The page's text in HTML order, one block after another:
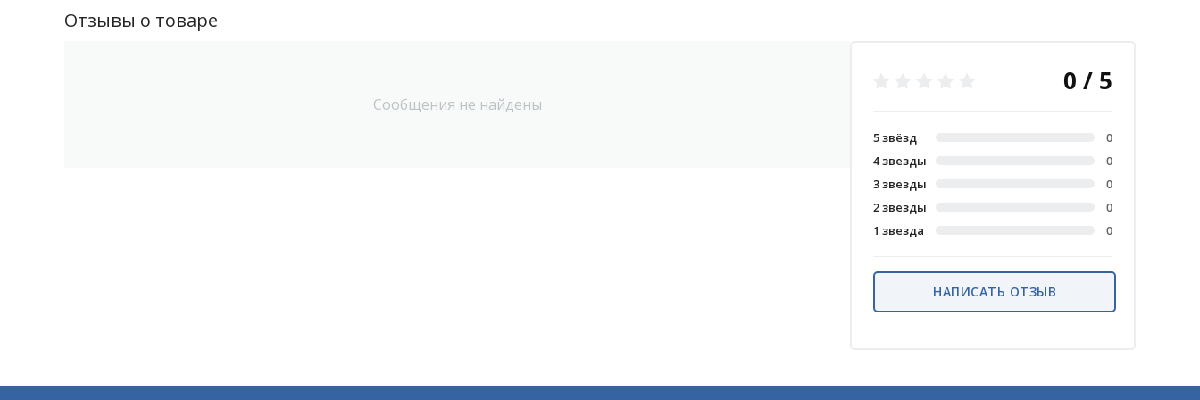
Отзывы о товаре
Сообщения не найдены
0 / 5
5 звёзд
0
4 звезды
0
3 звезды
0
2 звезды
0
1 звезда
0
НАПИСАТЬ ОТЗЫВ